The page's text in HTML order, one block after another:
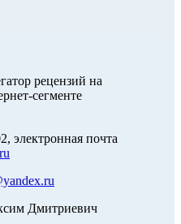
рецензий на
сегменте
электронная почта
Дмитриевич